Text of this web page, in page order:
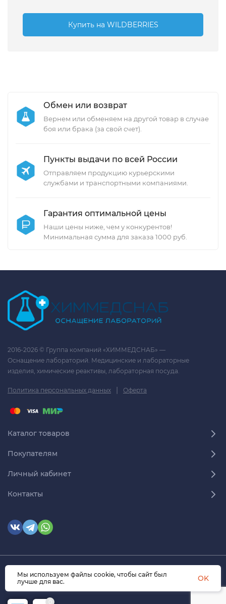
Купить на WILDBERRIES
Обмен или возврат
Вернем или обменяем на другой товар в случае
боя или брака (за свой счет).
Пункты выдачи по всей России
Отправляем продукцию курьерскими
службами и транспортными компаниями.
Гарантия оптимальной цены
Наши цены ниже, чем у конкурентов!
Минимальная сумма для заказа 1000 руб.
2016-2026 © Группа компаний «ХИММЕДСНАБ» —
Оснащение лабораторий. Медицинские и лабораторные
изделия, химические реактивы, лабораторная посуда.
Политика персональных данных | Оферта
Каталог товаров
Покупателям
Личный кабинет
Контакты
© 2026 himmedsnab.ru. Все права защищены
Мы используем файлы cookie, чтобы сайт был
лучше для вас.
OK